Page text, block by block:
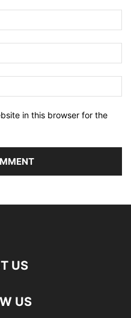
in this browser for the
US
US